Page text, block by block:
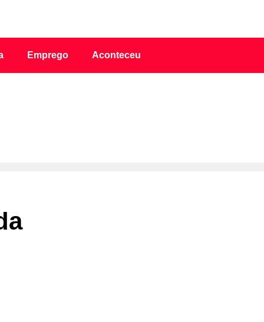
Emprego Aconteceu